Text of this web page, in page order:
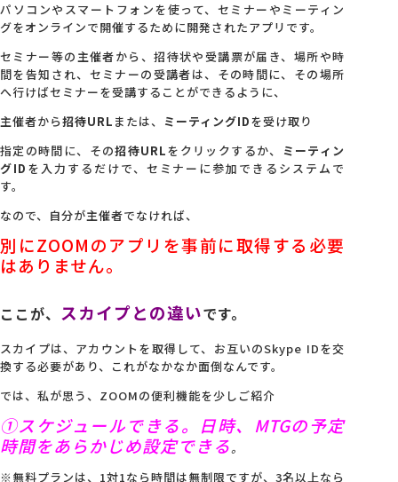
パソコンやスマートフォンを使って、セミナーやミーティン
グをオンラインで開催するために開発されたアプリです。
セミナー等の主催者から、招待状や受講票が届き、場所や時
間を告知され、セミナーの受講者は、その時間に、その場所
へ行けばセミナーを受講することができるように、
主催者から招待URL または、 ミーティングIDを受け取り
指定の時間に、その招待URLをクリックするか、
ミーティン
グID を入力するだけで、セミナーに参加できるシステムで
す。
なので、自分が主催者でなければ、
別にZOOMのアプリを事前に取得する必要
はありません。
ここが、 スカイプとの違いです。
スカイプは、アカウントを取得して、お互いのSkype IDを交
換する必要があり、これがなかなか面倒なんです。
では、私が思う、ZOOMの便利機能を少しご紹介
①スケジュールできる。日時、MTGの予定
時間をあらかじめ設定できる。
※無料プランは、1対1なら時間は無制限ですが、3名以上なら